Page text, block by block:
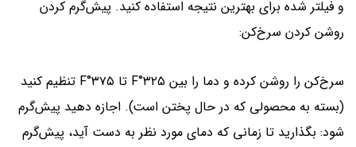
و فیلتر شده برای بهترین نتیجه استفاده کنید. پیش‌گرم کردن
روشن کردن سرخ‌کن:
سرخ‌کن را روشن کرده و دما را بین ۳۲۵°F تا ۳۷۵°F تنظیم کنید
(بسته به محصولی که در حال پختن است). اجازه دهید پیش‌گرم
شود: بگذارید تا زمانی که دمای مورد نظر به دست آید، پیش‌گرم